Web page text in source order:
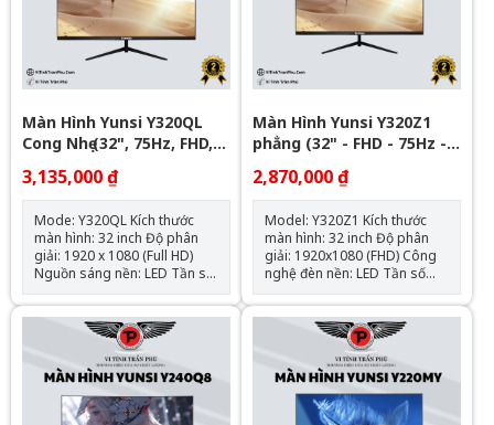
blue light control（công
nghệ bảo vệ mắt)+DC+DCR •
FreeSync-Adaptive Sync •
sRGB 100%
Màn Hình Yunsi Y320QL
Cong Nhẹ (32", 75Hz, FHD,
VGA+HDMI) - Black
3,135,000 ₫
Mode: Y320QL Kích thước
màn hình: 32 inch Độ phân
giải: 1920 x 1080 (Full HD)
Nguồn sáng nền: LED Tần số
làm mới: 75Hz Thời gian phản
hồi: 3ms Hỗ trợ treo tường:
Chuẩn VESA 100mm x
VGA (1 cổng), HDMI (1 cổng)
SRGB: 100%
Màn Hình Yunsi Y320Z1
phẳng (32" - FHD - 75Hz -
3ms) - Black
2,870,000 ₫
Model: Y320Z1 Kích thước
màn hình: 32 inch Độ phân
giải: 1920x1080 (FHD) Công
nghệ đèn nền: LED Tần số
quét: 75Hz Thời gian phản
hồi: 3ms Màu đen: Có Góc
nhìn: 178° VESA (kích thước
treo tường): 100mm x
HDMI x1, DC 12V, 4A Tiêu thụ
điện năng Khoảng: 33W Độ
phủ màu: sRGB 100%